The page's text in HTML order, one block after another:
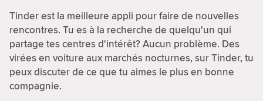
Tinder est la meilleure appli pour faire de nouvelles
rencontres. Tu es à la recherche de quelqu'un qui
partage tes centres d'intérêt? Aucun problème. Des
virées en voiture aux marchés nocturnes, sur Tinder, tu
peux discuter de ce que tu aimes le plus en bonne
compagnie.